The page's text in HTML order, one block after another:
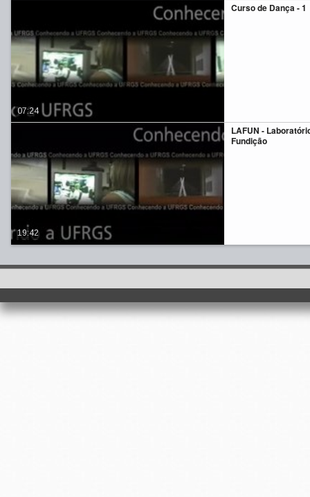
Curso de Dança - 1
07:24
LAFUN -
Fundição
19:42